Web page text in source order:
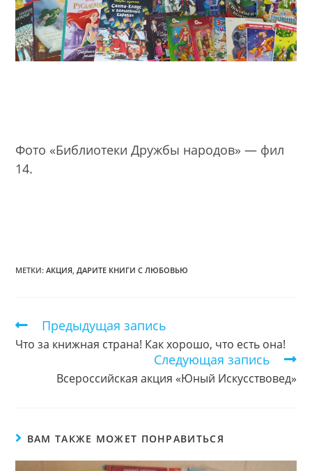
Фото «Библиотеки Дружбы народов» — фил
14.
МЕТКИ:АКЦИЯ, ДАРИТЕ КНИГИ С ЛЮБОВЬЮ
Еще
статьи
Предыдущая запись
Что за книжная страна! Как хорошо, что есть она!
Следующая запись
Всероссийская акция «Юный Искусствовед»
ВАМ ТАКЖЕ МОЖЕТ ПОНРАВИТЬСЯ